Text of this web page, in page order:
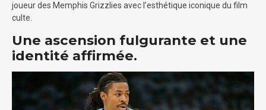
joueur des Memphis Grizzlies avec l’esthétique iconique du film
culte.
Une ascension fulgurante et une
identité affirmée.